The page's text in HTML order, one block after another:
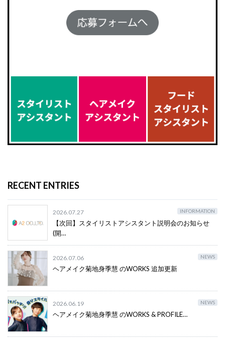
RECENT ENTRIES
2026.07.27 INFORMATION
【次回】スタイリストアシスタント説明会のお知らせ
(開…
2026.07.06 NEWS
ヘアメイク菊地身季慧 のWORKS 追加更新
2026.06.19 NEWS
ヘアメイク菊地身季慧 のWORKS & PROFILE…